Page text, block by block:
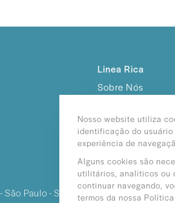
Paulo - SP /
Linea Rica
Sobre Nós
Nosso website utiliza
identificação do usuário
experiência de
Alguns cookies são
utilitários, analíticos ou
continuar navegando,
termos da nossa